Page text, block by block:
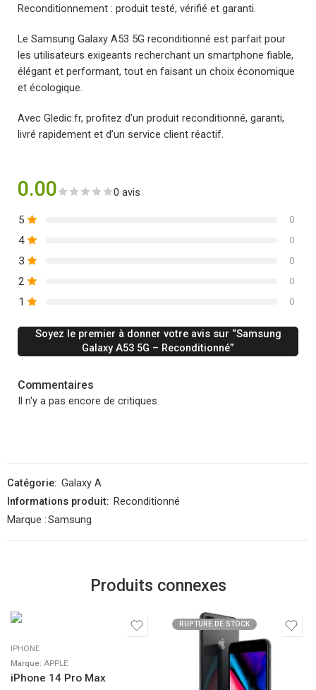
Reconditionnement : produit testé, vérifié et garanti.
Le Samsung Galaxy A53 5G reconditionné est parfait pour
les utilisateurs exigeants recherchant un smartphone fiable,
élégant et performant, tout en faisant un choix économique
et écologique.
Avec Gledic.fr, profitez d’un produit reconditionné, garanti,
livré rapidement et d’un service client réactif.
0.00 0 avis
5 0
4 0
3 0
2 0
1 0
Soyez le premier à donner votre avis sur “Samsung
Galaxy A53 5G – Reconditionné”
Commentaires
Il n'y a pas encore de critiques.
Catégorie: Galaxy A
Informations produit: Reconditionné
Marque :Samsung
Produits connexes
IPHONE
Marque: APPLE
iPhone 14 Pro Max
RUPTURE DE STOCK